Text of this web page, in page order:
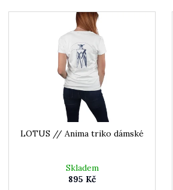
Výpis produktů
LOTUS // Anima triko dámské
Skladem
895 Kč